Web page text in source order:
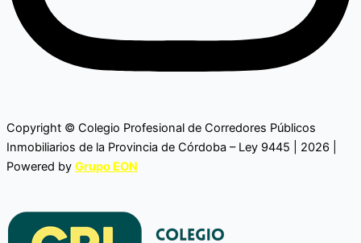
Copyright © Colegio Profesional de Corredores Públicos
Inmobiliarios de la Provincia de Córdoba – Ley 9445 | 2026 |
Powered by Grupo EON